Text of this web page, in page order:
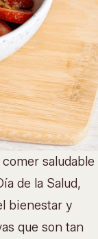
saludable
de la Salud,
bienestar y
que son tan